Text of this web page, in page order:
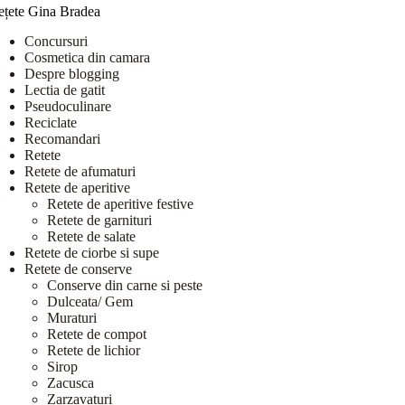
Gina Bradea
Concursuri
Cosmetica din camara
Despre blogging
Lectia de gatit
Pseudoculinare
Reciclate
Recomandari
Retete
Retete de afumaturi
Retete de aperitive
Retete de aperitive festive
Retete de garnituri
Retete de salate
Retete de ciorbe si supe
Retete de conserve
Conserve din carne si peste
Dulceata/ Gem
Muraturi
Retete de compot
Retete de lichior
Sirop
Zacusca
Zarzavaturi